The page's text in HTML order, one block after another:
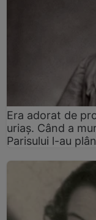
Era adorat de
uriaș. Când a
Parisului l-au